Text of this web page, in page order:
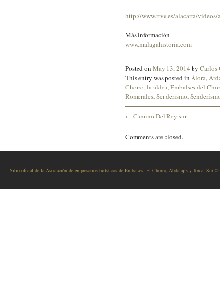
http://www.rtve.es/alacarta/
Más información
www.malagahistoria.com
Posted on May 13, 2014 by Carlos
This entry was posted in Álora,
Chorro, la aldea,Embalses del
Romerales,Senderismo,
← Camino Del Rey sur
Comments are closed.
Sitio oficial de la Asociación de empresarios turísticos de Embalses, El Chorro, Abdalajís y Torcal Sur ©